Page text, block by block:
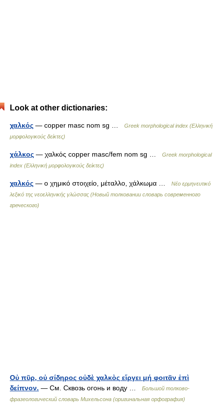
Look at other dictionaries:
χαλκός — copper masc nom sg …
Greek morphological index (Ελληνική
μορφολογικούς δείκτες)
χάλκος — χαλκός copper masc/fem nom sg …
Greek morphological
index (Ελληνική μορφολογικούς δείκτες)
χαλκός — ο χημικό στοιχείο, μέταλλο, χάλκωμα …
Νέο ερμηνευτικό
λεξικό της νεοελληνικής γλώσσας (Новый толковании словарь современного
греческого)
Οὐ πῦρ, οὐ σίδηρος οὐδὲ χαλκὸς εἴργει μή φοιτᾶν ἐπὶ
δείπνον. — См. Сквозь огонь и воду …
Большой толково-
фразеологический словарь Михельсона (оригинальная орфография)